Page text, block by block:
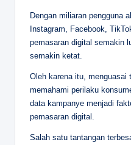
Dengan miliaran pengguna
Instagram, Facebook,
pemasaran digital semakin
semakin ketat.
Oleh karena itu, menguasai
memahami perilaku
data kampanye menjadi
pemasaran digital.
Salah satu tantangan